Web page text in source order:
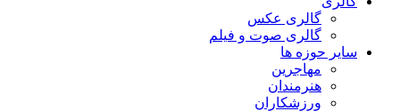
گالری عکس
گالری صوت و فیلم
سایر حوزه ها
مهاجرین
هنرمندان
ورزشکاران